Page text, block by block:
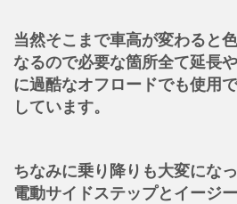
当然そこまで車高が変わると
なるので必要な箇所全て延長
に過酷なオフロードでも使用
しています。
ちなみに乗り降りも大変にな
電動サイドステップとイージ